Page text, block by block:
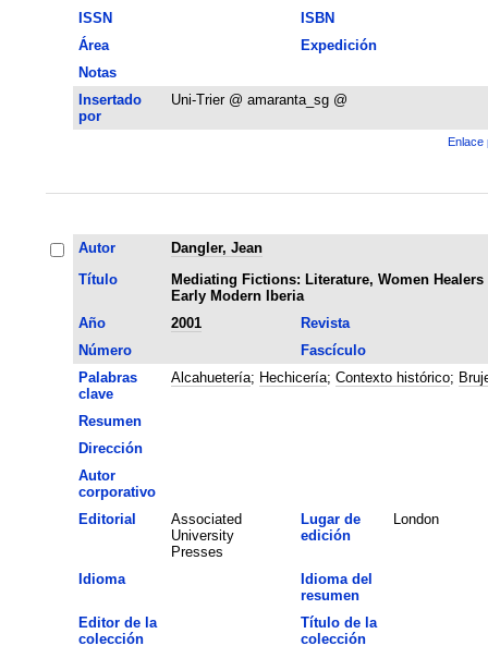
ISSN
ISBN
Área
Expedición
Notas
Insertado
por
Uni-Trier @ amaranta_sg @
Enlace
Autor
Dangler, Jean
Título
Mediating Fictions: Literature, Women
Early Modern Iberia
Año
2001
Revista
Número
Fascículo
Palabras
clave
Alcahuetería; Hechicería; Contexto histórico;
Resumen
Dirección
Autor
corporativo
Editorial
Associated
University
Presses
Lugar de
edición
London
Idioma
Idioma del
resumen
Editor de la
colección
Título de la
colección